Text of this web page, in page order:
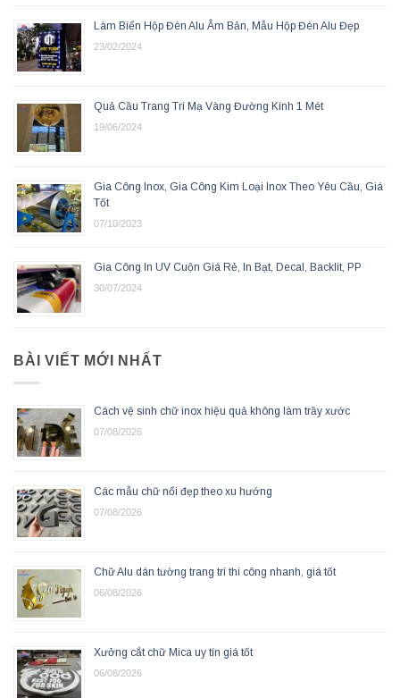
Làm Biển Hộp Đèn Alu Âm Bản, Mẫu Hộp Đèn Alu Đẹp
23/02/2024
Quả Cầu Trang Trí Mạ Vàng Đường Kính 1 Mét
19/06/2024
Gia Công Inox, Gia Công Kim Loại Inox Theo Yêu Cầu, Giá
Tốt
07/10/2023
Gia Công In UV Cuộn Giá Rẻ, In Bạt, Decal, Backlit, PP
30/07/2024
BÀI VIẾT MỚI NHẤT
Cách vệ sinh chữ inox hiệu quả không làm trầy xước
07/08/2026
Các mẫu chữ nổi đẹp theo xu hướng
07/08/2026
Chữ Alu dán tường trang trí thi công nhanh, giá tốt
06/08/2026
Xưởng cắt chữ Mica uy tín giá tốt
06/08/2026